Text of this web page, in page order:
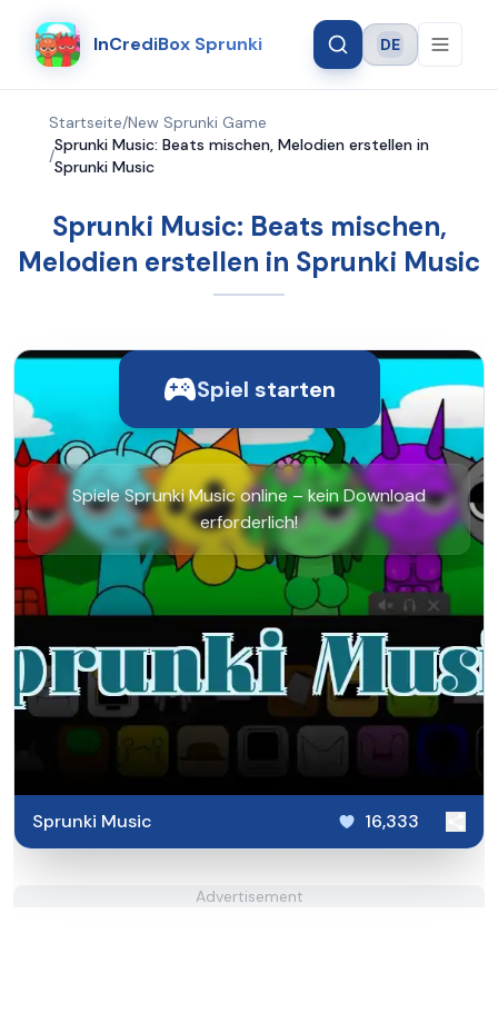
InCrediBox Sprunki Language
DE
Startseite/New Sprunki Game
/
Sprunki Music: Beats mischen, Melodien erstellen in
Sprunki Music
Sprunki Music: Beats mischen,
Melodien erstellen in Sprunki Music
Spiel starten
Spiele Sprunki Music online – kein Download
erforderlich!
Sprunki Music 16,333
Advertisement